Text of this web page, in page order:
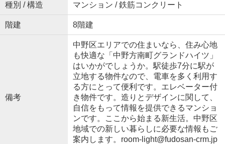
種別 / 構造 マンション / 鉄筋コンクリート
階建 8階建
備考
中野区エリアでの住まいなら、住み心地
も快適な「中野方南町グランドハイツ」
はいかがでしょうか。駅徒歩7分に駅が
立地する物件なので、電車を多く利用す
る方にとって便利です。エレベーター付
き物件です。造りとデザインに関して、
自信をもって情報を提供できるマンショ
ンです。ここから始まる新生活。中野区
地域での新しい暮らしに必要な情報もご
案内します。room-light@fudosan-crm.jp